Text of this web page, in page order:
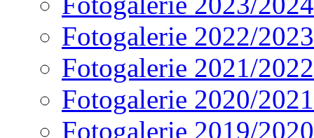
Fotogalerie 2022/2023
Fotogalerie 2021/2022
Fotogalerie 2020/2021
Fotogalerie 2019/2020